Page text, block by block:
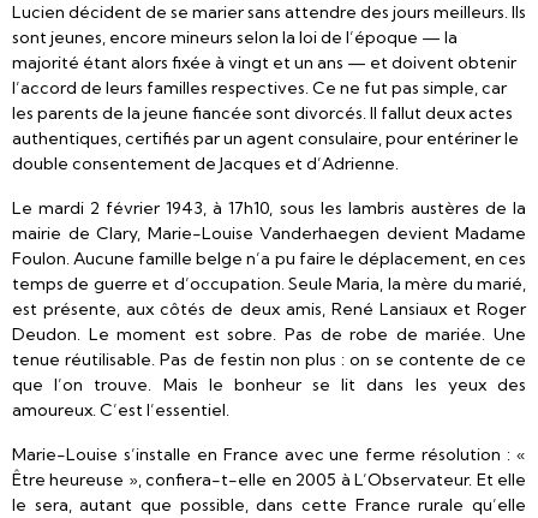
Lucien décident de se marier sans attendre des jours meilleurs. Ils
sont jeunes, encore mineurs selon la loi de l’époque — la
majorité étant alors fixée à vingt et un ans — et doivent obtenir
l’accord de leurs familles respectives. Ce ne fut pas simple, car
les parents de la jeune fiancée sont divorcés. Il fallut deux actes
authentiques, certifiés par un agent consulaire, pour entériner le
double consentement de Jacques et d’Adrienne.
Le mardi 2 février 1943, à 17h10, sous les lambris austères de la
mairie de Clary, Marie-Louise Vanderhaegen devient Madame
Foulon. Aucune famille belge n’a pu faire le déplacement, en ces
temps de guerre et d’occupation. Seule Maria, la mère du marié,
est présente, aux côtés de deux amis, René Lansiaux et Roger
Deudon. Le moment est sobre. Pas de robe de mariée. Une
tenue réutilisable. Pas de festin non plus : on se contente de ce
que l’on trouve. Mais le bonheur se lit dans les yeux des
amoureux. C’est l’essentiel.
Marie-Louise s’installe en France avec une ferme résolution : «
Être heureuse », confiera-t-elle en 2005 à L’Observateur. Et elle
le sera, autant que possible, dans cette France rurale qu’elle